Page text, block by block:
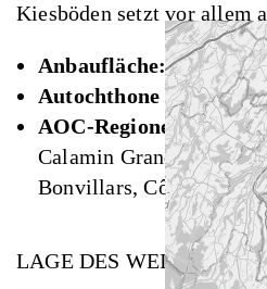
Kiesböden setzt vor allem
Anbaufläche:knapp
Autochthone
AOC-Regionen:
Calamin Grand Cru, La
Bonvillars, Côtes de
LAGE DES WEINGUTS